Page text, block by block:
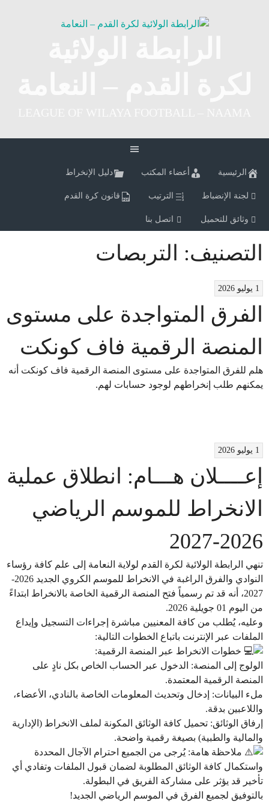
الرئيسية أعضاء المكتب دليل الإنخراط
لجنة الإنضباط الترتيب قانون كرة القدم
وثائق للتحميل اتصل بنا
التصنيف: التربصات
1 يوليو 2026
الفرق المتواجدة على مستوى
المنصة الرقمية فاف كونكت
هلم للفرق المتواجدة على مستوى المنصة الرقمية فاف كونكت أنه
يمكنهم طلب إنخراطهم لوجود حسابات لهم.
1 يوليو 2026
إعــــلان هـــام: انطلاق عملية
الانخراط للموسم الرياضي
2026-2027
​تنهي الرابطة الولائية لكرة القدم لولاية النعامة إلى علم كافة رؤساء
النوادي والفرق الراغبة في الانخراط للموسم الكروي الجديد 2026-
2027، أنه قد تم رسمياً فتح المنصة الرقمية الخاصة بالانخراط ابتداءً
من اليوم 01 جويلية 2026.
​وعليه، يُطلب من كافة المعنيين مباشرة إجراءات التسجيل وإيداع
الملفات عبر الإنترنت باتباع الخطوات التالية:
خطوات الانخراط عبر المنصة الرقمية:
​الولوج إلى المنصة: الدخول عبر الحساب الخاص بكل نادٍ على
المنصة الرقمية المعتمدة.
​ملء البيانات: إدخال وتحديث المعلومات الخاصة بالنادي، الأعضاء،
واللاعبين بدقة.
​إرفاق الوثائق: تحميل كافة الوثائق المكونة لملف الانخراط (الإدارية
والمالية والطبية) بصيغة رقمية واضحة.
ملاحظة هامة: يُرجى من الجميع احترام الآجال المحددة
واستكمال كافة الوثائق المطلوبة لضمان قبول الملفات وتفادي أي
تأخير قد يؤثر على مشاركة الفريق في البطولة.
​بالتوفيق لجميع الفرق في الموسم الرياضي الجديد!